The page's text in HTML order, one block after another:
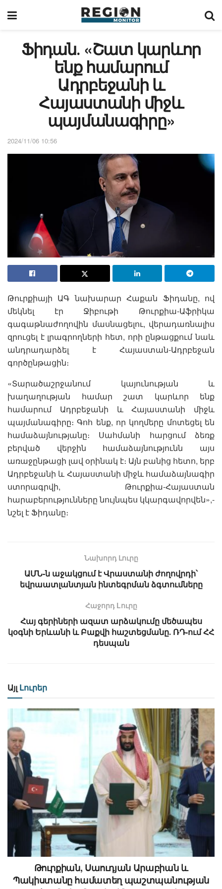
Ֆիդան․ «Շատ կարևոր
ենք համարում
Ադրբեջանի և
Հայաստանի միջև
պայմանագիրը»
2024/11/06 10:56
Թուրքիայի ԱԳ նախարար Հաքան Ֆիդանը, ով
մեկնել էր Ջիբութի Թուրքիա-Աֆրիկա
գագաթնաժողովին մասնացելու, վերադառնալիս
զրուցել է լրագրողների հետ, որի ընթացքում նաև
անդրադարձել է Հայաստան-Ադրբեջան
գործընթացին։
«Տարածաշրջանում կայունության և
խաղաղության համար շատ կարևոր ենք
համարում Ադրբեջանի և Հայաստանի միջև
պայմանագիրը։ Գոհ ենք, որ կողմերը մոտեցել են
համաձայնությանը։ Սահմանի հարցում ձեռք
բերված վերջին համաձայնությունն այս
առաջընթացի լավ օրինակ է։ Այն բանից հետո, երբ
Ադրբեջանի և Հայաստանի միջև համաձայնագիր
ստորագրվի, Թուրքիա-Հայաստան
հարաբերությունները նույնպես կկարգավորվեն»,-
նշել է Ֆիդանը։
Նախորդ Լուրը
ԱՄՆ-ն աջակցում է Վրաստանի ժողովրդի՝
եվրաատլանտյան ինտեգրման ձգտումները
Հաջորդ Lուրը
Հայ գերիների ազատ արձակումը մեծապես
կօգնի Երևանի և Բաքվի հաշտեցմանը․ ՌԴ-ում ՀՀ
դեսպան
Այլ Լուրեր
Թուրքիան, Սաուդյան Արաբիան և
Պակիստանը համատեղ պաշտպանության